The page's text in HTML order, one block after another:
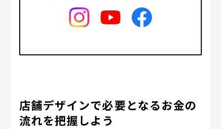
店舗デザインで必要となるお金の
流れを把握しよう